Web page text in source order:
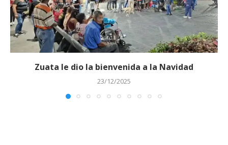
Zuata le dio la bienvenida a la Navidad
23/12/2025